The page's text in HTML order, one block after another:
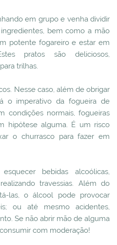
em grupo e venha dividir
bem como a mão
potente fogareiro e estar em
pratos são deliciosos,
trilhas.
Nesse caso, além de obrigar
o imperativo da fogueira de
condições normais, fogueiras
hipótese alguma. É um risco
o churrasco para fazer em
bebidas alcoólicas,
travessias. Além do
las, o álcool pode provocar
ou até mesmo acidentes,
Se não abrir mão de alguma
com moderação!